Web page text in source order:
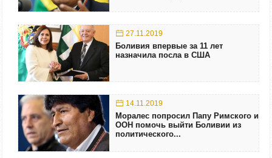
27.11.2019
Боливия впервые за 11 лет
назначила посла в США
14.11.2019
Моралес попросил Папу Римского и
ООН помочь выйти Боливии из
политического...